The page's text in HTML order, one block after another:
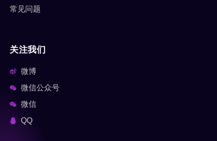
常见问题
关注我们
微博
微信公众号
微信
QQ